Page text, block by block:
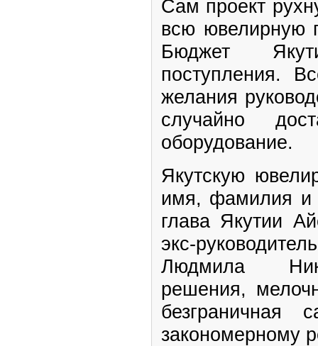
Сам проект
всю ювелирную
Бюджет
поступления.
желания
случайно
оборудование.
Якутскую
имя, фамилия и
глава Якутии
экс-
Людмила
решения,
безграничная
закономерному